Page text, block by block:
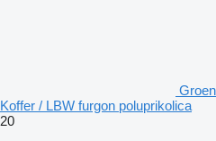
Koffer / LBW furgon poluprikolica
20